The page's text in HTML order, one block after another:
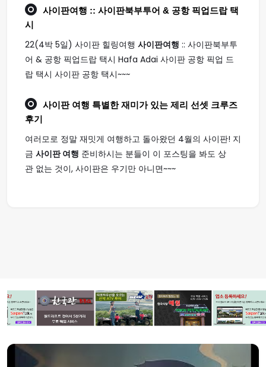
사이판여행 :: 사이판북부투어 & 공항 픽업드랍 택
시
22(4박 5일) 사이판 힐링여행 사이판여행 :: 사이판북부투
어 & 공항 픽업드랍 택시 Hafa Adai 사이판 공항 픽업 드
랍 택시 사이판 공항 택시~~~
사이판 여행 특별한 재미가 있는 제리 선셋 크루즈
후기
여러모로 정말 재밋게 여행하고 돌아왔던 4월의 사이판! 지
금 사이판 여행 준비하시는 분들이 이 포스팅을 봐도 상
관 없는 것이, 사이판은 우기만 아니면~~~